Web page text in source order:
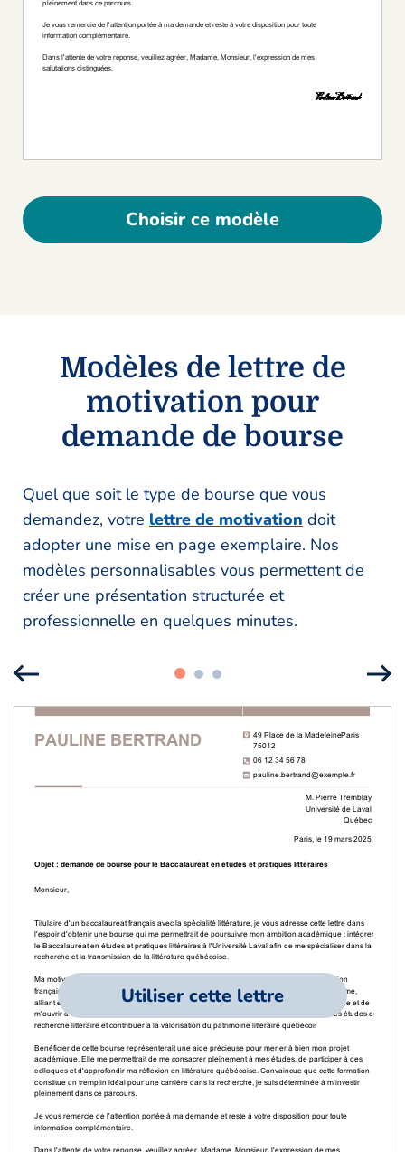
Choisir ce modèle
Modèles de lettre de
motivation pour
demande de bourse
Quel que soit le type de bourse que vous
demandez, votre lettre de motivation doit
adopter une mise en page exemplaire. Nos
modèles personnalisables vous permettent de
créer une présentation structurée et
professionnelle en quelques minutes.
Utiliser cette lettre